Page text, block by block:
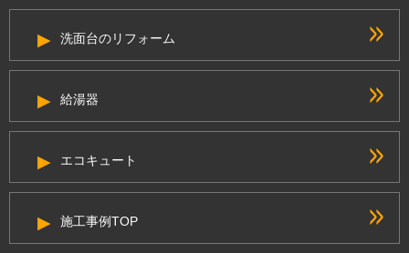
洗面台のリフォーム
給湯器
エコキュート
施工事例TOP